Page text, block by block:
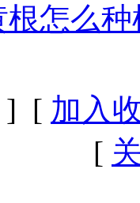
根怎么种
] [ 加入
[